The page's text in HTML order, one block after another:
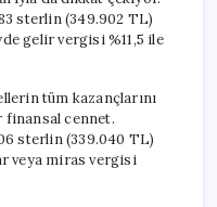
sterlin (349.902 TL)
gelir vergisi %11,5 ile
tüm kazançlarını
finansal cennet.
sterlin (339.040 TL)
veya miras vergisi